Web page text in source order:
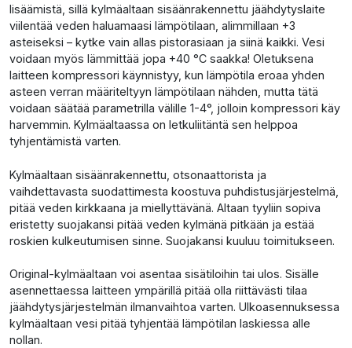
lisäämistä, sillä kylmäaltaan sisäänrakennettu jäähdytyslaite
viilentää veden haluamaasi lämpötilaan, alimmillaan +3
asteiseksi – kytke vain allas pistorasiaan ja siinä kaikki. Vesi
voidaan myös lämmittää jopa +40 °C saakka! Oletuksena
laitteen kompressori käynnistyy, kun lämpötila eroaa yhden
asteen verran määriteltyyn lämpötilaan nähden, mutta tätä
voidaan säätää parametrilla välille 1-4°, jolloin kompressori käy
harvemmin. Kylmäaltaassa on letkuliitäntä sen helppoa
tyhjentämistä varten.
Kylmäaltaan sisäänrakennettu, otsonaattorista ja
vaihdettavasta suodattimesta koostuva puhdistusjärjestelmä,
pitää veden kirkkaana ja miellyttävänä. Altaan tyyliin sopiva
eristetty suojakansi pitää veden kylmänä pitkään ja estää
roskien kulkeutumisen sinne. Suojakansi kuuluu toimitukseen.
Original-kylmäaltaan voi asentaa sisätiloihin tai ulos. Sisälle
asennettaessa laitteen ympärillä pitää olla riittävästi tilaa
jäähdytysjärjestelmän ilmanvaihtoa varten. Ulkoasennuksessa
kylmäaltaan vesi pitää tyhjentää lämpötilan laskiessa alle
nollan.